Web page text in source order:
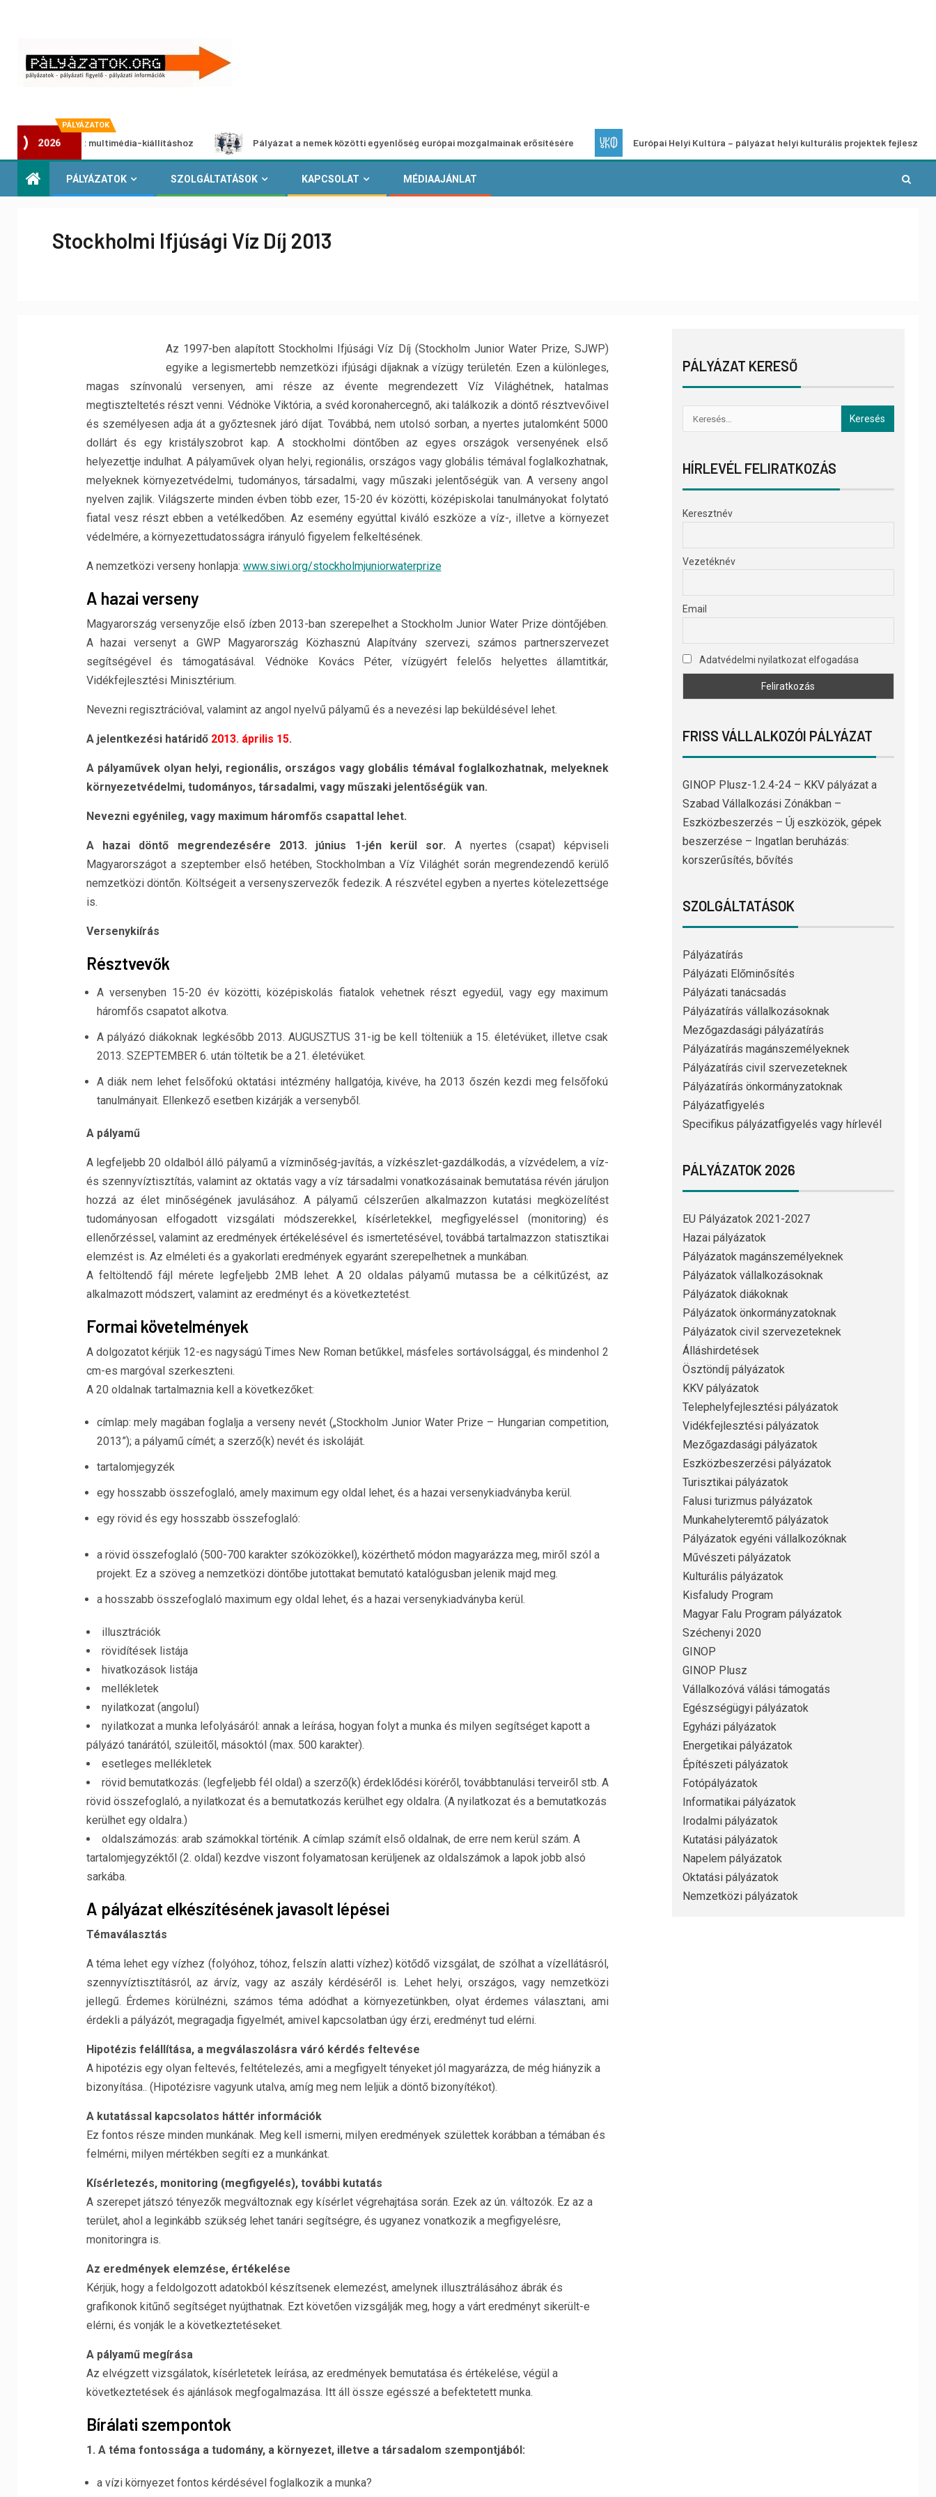
PÁLYÁZATOK
2026
multimédia-kiállításhoz Pályázat a nemek közötti egyenlőség európai mozgalmainak erősítésére Európai Helyi Kultúra – pályázat helyi kulturális projektek fejlesztésére
PÁLYÁZATOK SZOLGÁLTATÁSOK KAPCSOLAT MÉDIAAJÁNLAT
Stockholmi Ifjúsági Víz Díj 2013
Az 1997-ben alapított Stockholmi Ifjúsági Víz Díj (Stockholm Junior Water Prize, SJWP)
egyike a legismertebb nemzetközi ifjúsági díjaknak a vízügy területén. Ezen a különleges,
magas színvonalú versenyen, ami része az évente megrendezett Víz Világhétnek, hatalmas
megtiszteltetés részt venni. Védnöke Viktória, a svéd koronahercegnő, aki találkozik a döntő résztvevőivel
és személyesen adja át a győztesnek járó díjat. Továbbá, nem utolsó sorban, a nyertes jutalomként 5000
dollárt és egy kristályszobrot kap. A stockholmi döntőben az egyes országok versenyének első
helyezettje indulhat. A pályaművek olyan helyi, regionális, országos vagy globális témával foglalkozhatnak,
melyeknek környezetvédelmi, tudományos, társadalmi, vagy műszaki jelentőségük van. A verseny angol
nyelven zajlik. Világszerte minden évben több ezer, 15-20 év közötti, középiskolai tanulmányokat folytató
fiatal vesz részt ebben a vetélkedőben. Az esemény egyúttal kiváló eszköze a víz-, illetve a környezet
védelmére, a környezettudatosságra irányuló figyelem felkeltésének.
A nemzetközi verseny honlapja: www.siwi.org/stockholmjuniorwaterprize
A hazai verseny
Magyarország versenyzője első ízben 2013-ban szerepelhet a Stockholm Junior Water Prize döntőjében.
A hazai versenyt a GWP Magyarország Közhasznú Alapítvány szervezi, számos partnerszervezet
segítségével és támogatásával. Védnöke Kovács Péter, vízügyért felelős helyettes államtitkár,
Vidékfejlesztési Minisztérium.
Nevezni regisztrációval, valamint az angol nyelvű pályamű és a nevezési lap beküldésével lehet.
A jelentkezési határidő2013. április 15.
A pályaművek olyan helyi, regionális, országos vagy globális témával foglalkozhatnak, melyeknek
környezetvédelmi, tudományos, társadalmi, vagy műszaki jelentőségük van.
Nevezni egyénileg, vagy maximum háromfős csapattal lehet.
A hazai döntő megrendezésére 2013. június 1-jén kerül sor. A nyertes (csapat) képviseli
Magyarországot a szeptember első hetében, Stockholmban a Víz Világhét során megrendezendő kerülő
nemzetközi döntőn. Költségeit a versenyszervezők fedezik. A részvétel egyben a nyertes kötelezettsége
is.
Versenykiírás
Résztvevők
A versenyben 15-20 év közötti, középiskolás fiatalok vehetnek részt egyedül, vagy egy maximum
háromfős csapatot alkotva.
A pályázó diákoknak legkésőbb 2013. AUGUSZTUS 31-ig be kell tölteniük a 15. életévüket, illetve csak
2013. SZEPTEMBER 6. után töltetik be a 21. életévüket.
A diák nem lehet felsőfokú oktatási intézmény hallgatója, kivéve, ha 2013 őszén kezdi meg felsőfokú
tanulmányait. Ellenkező esetben kizárják a versenyből.
A pályamű
A legfeljebb 20 oldalból álló pályamű a vízminőség-javítás, a vízkészlet-gazdálkodás, a vízvédelem, a víz-
és szennyvíztisztítás, valamint az oktatás vagy a víz társadalmi vonatkozásainak bemutatása révén járuljon
hozzá az élet minőségének javulásához. A pályamű célszerűen alkalmazzon kutatási megközelítést
tudományosan elfogadott vizsgálati módszerekkel, kísérletekkel, megfigyeléssel (monitoring) és
ellenőrzéssel, valamint az eredmények értékelésével és ismertetésével, továbbá tartalmazzon statisztikai
elemzést is. Az elméleti és a gyakorlati eredmények egyaránt szerepelhetnek a munkában.
A feltöltendő fájl mérete legfeljebb 2MB lehet. A 20 oldalas pályamű mutassa be a célkitűzést, az
alkalmazott módszert, valamint az eredményt és a következtetést.
Formai követelmények
A dolgozatot kérjük 12-es nagyságú Times New Roman betűkkel, másfeles sortávolsággal, és mindenhol 2
cm-es margóval szerkeszteni.
A 20 oldalnak tartalmaznia kell a következőket:
címlap: mely magában foglalja a verseny nevét („Stockholm Junior Water Prize – Hungarian competition,
2013”); a pályamű címét; a szerző(k) nevét és iskoláját.
tartalomjegyzék
egy hosszabb összefoglaló, amely maximum egy oldal lehet, és a hazai versenykiadványba kerül.
egy rövid és egy hosszabb összefoglaló:
a rövid összefoglaló (500-700 karakter szóközökkel), közérthető módon magyarázza meg, miről szól a
projekt. Ez a szöveg a nemzetközi döntőbe jutottakat bemutató katalógusban jelenik majd meg.
a hosszabb összefoglaló maximum egy oldal lehet, és a hazai versenykiadványba kerül.
illusztrációk
rövidítések listája
hivatkozások listája
mellékletek
nyilatkozat (angolul)
nyilatkozat a munka lefolyásáról: annak a leírása, hogyan folyt a munka és milyen segítséget kapott a
pályázó tanárától, szüleitől, másoktól (max. 500 karakter).
esetleges mellékletek
rövid bemutatkozás: (legfeljebb fél oldal) a szerző(k) érdeklődési köréről, továbbtanulási terveiről stb. A
rövid összefoglaló, a nyilatkozat és a bemutatkozás kerülhet egy oldalra. (A nyilatkozat és a bemutatkozás
kerülhet egy oldalra.)
oldalszámozás: arab számokkal történik. A címlap számít első oldalnak, de erre nem kerül szám. A
tartalomjegyzéktől (2. oldal) kezdve viszont folyamatosan kerüljenek az oldalszámok a lapok jobb alsó
sarkába.
A pályázat elkészítésének javasolt lépései
Témaválasztás
A téma lehet egy vízhez (folyóhoz, tóhoz, felszín alatti vízhez) kötődő vizsgálat, de szólhat a vízellátásról,
szennyvíztisztításról, az árvíz, vagy az aszály kérdéséről is. Lehet helyi, országos, vagy nemzetközi
jellegű. Érdemes körülnézni, számos téma adódhat a környezetünkben, olyat érdemes választani, ami
érdekli a pályázót, megragadja figyelmét, amivel kapcsolatban úgy érzi, eredményt tud elérni.
Hipotézis felállítása, a megválaszolásra váró kérdés feltevése
A hipotézis egy olyan feltevés, feltételezés, ami a megfigyelt tényeket jól magyarázza, de még hiányzik a
bizonyítása.. (Hipotézisre vagyunk utalva, amíg meg nem leljük a döntő bizonyítékot).
A kutatással kapcsolatos háttér információk
Ez fontos része minden munkának. Meg kell ismerni, milyen eredmények születtek korábban a témában és
felmérni, milyen mértékben segíti ez a munkánkat.
Kísérletezés, monitoring (megfigyelés), további kutatás
A szerepet játszó tényezők megváltoznak egy kísérlet végrehajtása során. Ezek az ún. változók. Ez az a
terület, ahol a leginkább szükség lehet tanári segítségre, és ugyanez vonatkozik a megfigyelésre,
monitoringra is.
Az eredmények elemzése, értékelése
Kérjük, hogy a feldolgozott adatokból készítsenek elemezést, amelynek illusztrálásához ábrák és
grafikonok kitűnő segítséget nyújthatnak. Ezt követően vizsgálják meg, hogy a várt eredményt sikerült-e
elérni, és vonják le a következtetéseket.
A pályamű megírása
Az elvégzett vizsgálatok, kísérletetek leírása, az eredmények bemutatása és értékelése, végül a
következtetések és ajánlások megfogalmazása. Itt áll össze egésszé a befektetett munka.
Bírálati szempontok
1. Atéma fontossága a tudomány, a környezet, illetve a társadalom szempontjából:
a vízi környezet fontos kérdésével foglalkozik a munka?
PÁLYÁZAT KERESŐ
HÍRLEVÉL FELIRATKOZÁS
Keresztnév
Vezetéknév
Email
Adatvédelmi nyilatkozat elfogadása
FRISS VÁLLALKOZÓI PÁLYÁZAT
GINOP Plusz-1.2.4-24 – KKV pályázat a
Szabad Vállalkozási Zónákban –
Eszközbeszerzés – Új eszközök, gépek
beszerzése – Ingatlan beruházás:
korszerűsítés, bővítés
SZOLGÁLTATÁSOK
Pályázatírás
Pályázati Előminősítés
Pályázati tanácsadás
Pályázatírás vállalkozásoknak
Mezőgazdasági pályázatírás
Pályázatírás magánszemélyeknek
Pályázatírás civil szervezeteknek
Pályázatírás önkormányzatoknak
Pályázatfigyelés
Specifikus pályázatfigyelés vagy hírlevél
PÁLYÁZATOK 2026
EU Pályázatok 2021-2027
Hazai pályázatok
Pályázatok magánszemélyeknek
Pályázatok vállalkozásoknak
Pályázatok diákoknak
Pályázatok önkormányzatoknak
Pályázatok civil szervezeteknek
Álláshirdetések
Ösztöndíj pályázatok
KKV pályázatok
Telephelyfejlesztési pályázatok
Vidékfejlesztési pályázatok
Mezőgazdasági pályázatok
Eszközbeszerzési pályázatok
Turisztikai pályázatok
Falusi turizmus pályázatok
Munkahelyteremtő pályázatok
Pályázatok egyéni vállalkozóknak
Művészeti pályázatok
Kulturális pályázatok
Kisfaludy Program
Magyar Falu Program pályázatok
Széchenyi 2020
GINOP
GINOP Plusz
Vállalkozóvá válási támogatás
Egészségügyi pályázatok
Egyházi pályázatok
Energetikai pályázatok
Építészeti pályázatok
Fotópályázatok
Informatikai pályázatok
Irodalmi pályázatok
Kutatási pályázatok
Napelem pályázatok
Oktatási pályázatok
Nemzetközi pályázatok